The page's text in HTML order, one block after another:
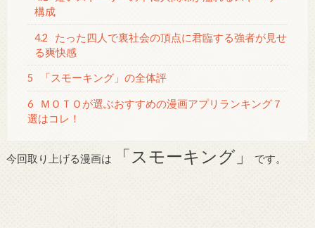
構成
4.2
たった四人で裏社会の頂点に君臨する強者が見せ
る爽快感
5 「スモーキング」の全体評
6
ＭＯＴＯが選ぶおすすめの漫画アプリランキング７
選はコレ！
今回取り上げる漫画は 「スモーキング」 です。